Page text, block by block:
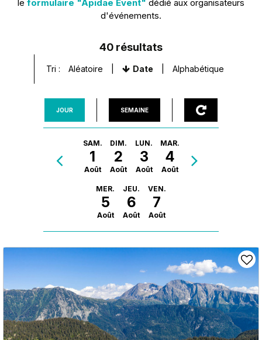
le formulaire "Apidae Event" dédié aux organisateurs
d'événements.
40 résultats
Tri : Aléatoire Date Alphabétique
JOUR SEMAINE
SAM.
1
Août
DIM.
2
Août
LUN.
3
Août
MAR.
4
Août
MER.
5
Août
JEU.
6
Août
VEN.
7
Août